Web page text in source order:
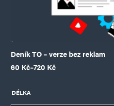
Deník TO – verze bez reklam
60 Kč–720 Kč
Rozpětí cen: 60 Kč až 720 Kč
DÉLKA